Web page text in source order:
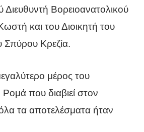
Διευθυντή Βορειοανατολικού
και του Διοικητή του
Σπύρου Κρεζία.
μέρος του
που διαβιεί στον
τα αποτελέσματα ήταν